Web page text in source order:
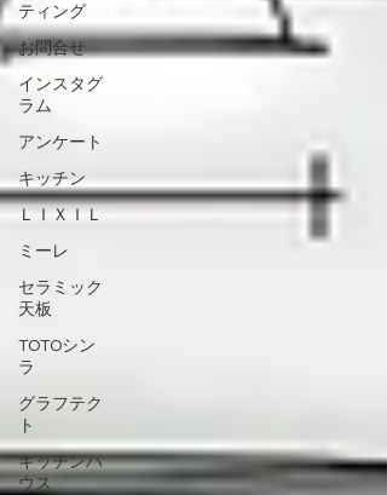
ティング
お問合せ
インスタグ
ラム
アンケート
キッチン
ＬＩＸＩＬ
ミーレ
セラミック
天板
TOTOシン
ラ
グラフテク
ト
キッチンハ
ウス